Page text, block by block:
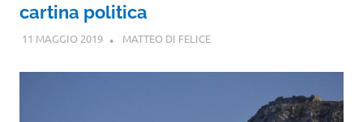
cartina politica
11 MAGGIO 2019 MATTEO DI FELICE